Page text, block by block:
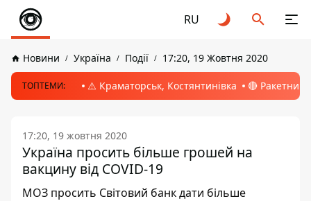
RU
Новини Україна Події 17:20, 19 Жовтня 2020
ТОПТЕМИ: ⚠️ Краматорськ, Костянтинівка 🔴 Ракетний
17:20, 19 жовтня 2020
Україна просить більше грошей на
вакцину від COVID-19
МОЗ просить Світовий банк дати більше